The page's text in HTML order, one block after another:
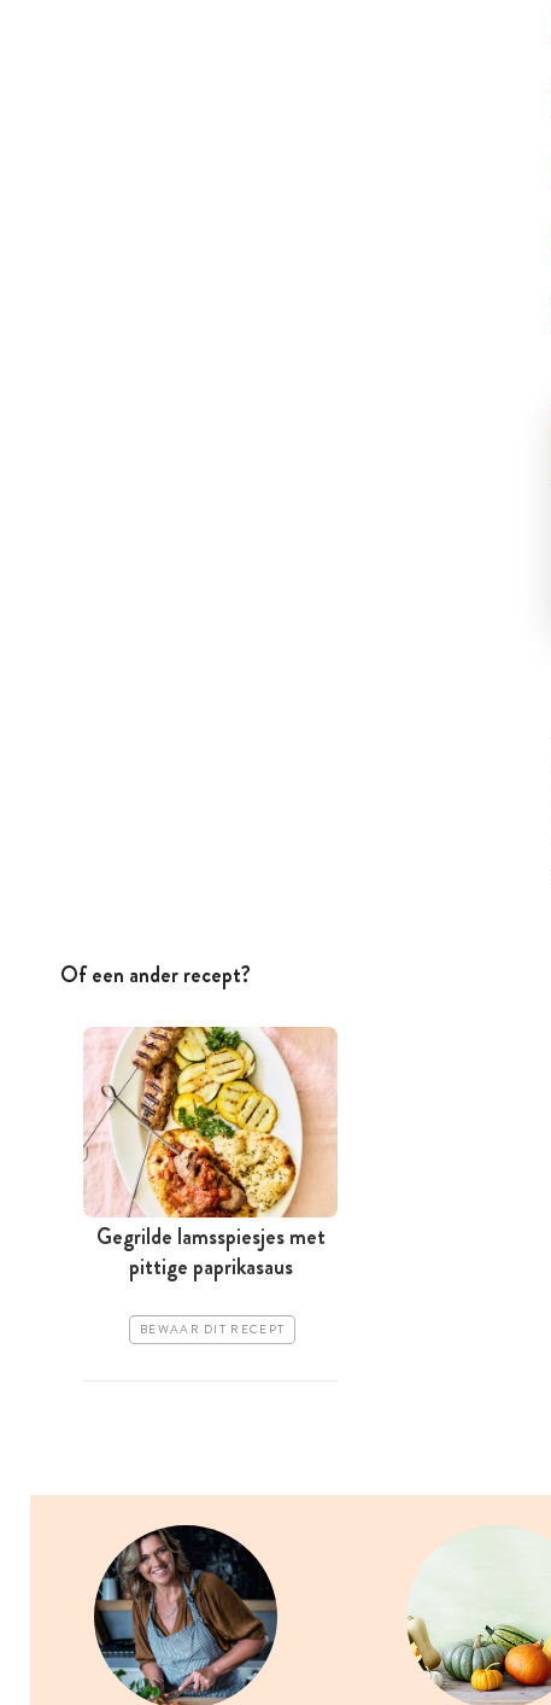
Of een ander recept?
Gegrilde lamsspiesjes met
pittige paprikasaus
BEWAAR DIT RECEPT